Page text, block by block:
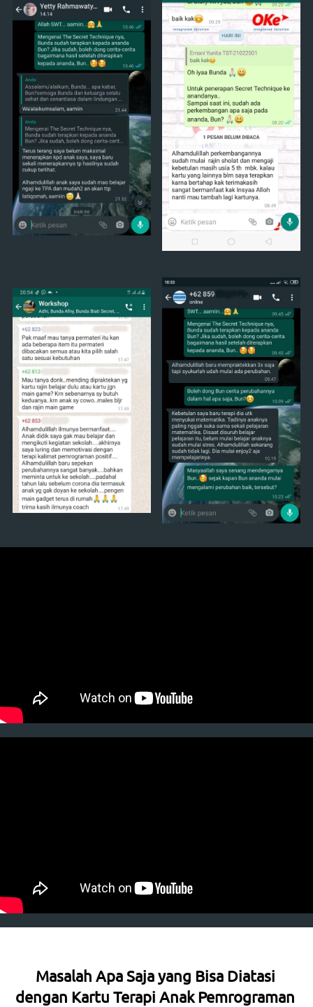
Masalah Apa Saja yang Bisa Diatasi
dengan Kartu Terapi Anak Pemrograman